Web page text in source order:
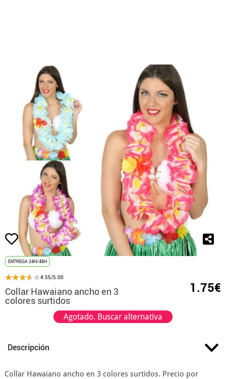
ENTREGA 24H/48H
4.55/5.00
Collar Hawaiano ancho en 3
colores surtidos
1.75€
Agotado. Buscar alternativa
Descripción
Collar Hawaiano ancho en 3 colores surtidos. Precio por